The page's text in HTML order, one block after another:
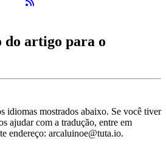
Feed RSS
do artigo para o
idiomas mostrados abaixo. Se você tiver
ajudar com a tradução, entre em
endereço: arcaluinoe@tuta.io.